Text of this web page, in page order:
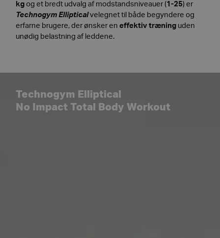
kg og et bredt udvalg af modstandsniveauer (1-25) er
Technogym Ellipticalvelegnet til både begyndere og
erfarne brugere, der ønsker en effektiv træning uden
unødig belastning af leddene.
Technogym Elliptical
No Impact Total Body Workout